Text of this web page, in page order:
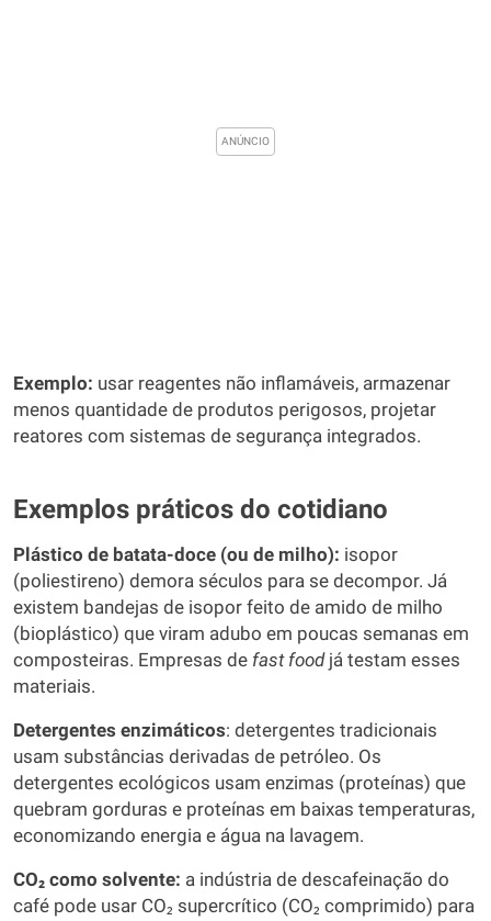
Exemplo: usar reagentes não inflamáveis, armazenar
menos quantidade de produtos perigosos, projetar
reatores com sistemas de segurança integrados.
Exemplos práticos do cotidiano
Plástico de batata-doce (ou de milho): isopor
(poliestireno) demora séculos para se decompor. Já
existem bandejas de isopor feito de amido de milho
(bioplástico) que viram adubo em poucas semanas em
composteiras. Empresas de fast foodjá testam esses
materiais.
Detergentes enzimáticos: detergentes tradicionais
usam substâncias derivadas de petróleo. Os
detergentes ecológicos usam enzimas (proteínas) que
quebram gorduras e proteínas em baixas temperaturas,
economizando energia e água na lavagem.
CO₂ como solvente: a indústria de descafeinação do
café pode usar CO₂ supercrítico (CO₂ comprimido) para